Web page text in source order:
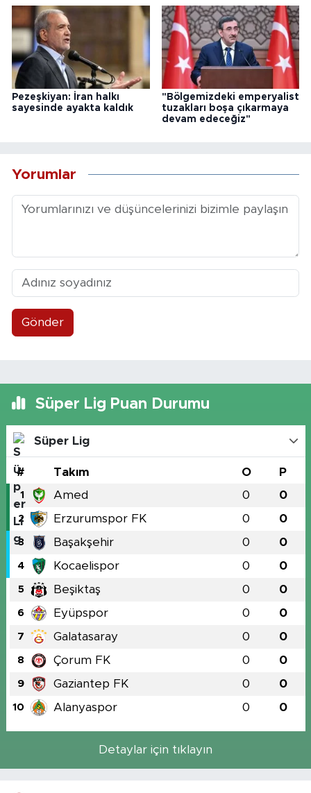
Pezeşkiyan: İran halkı
sayesinde ayakta kaldık
"Bölgemizdeki emperyalist
tuzakları boşa çıkarmaya
devam edeceğiz"
Yorumlar
Gönder
Süper Lig Puan Durumu
Süper Lig
# Takım O P
1 Amed 0 0
2 Erzurumspor FK 0 0
3 Başakşehir 0 0
4 Kocaelispor 0 0
5 Beşiktaş 0 0
6 Eyüpspor 0 0
7 Galatasaray 0 0
8 Çorum FK 0 0
9 Gaziantep FK 0 0
10 Alanyaspor 0 0
Detaylar için tıklayın